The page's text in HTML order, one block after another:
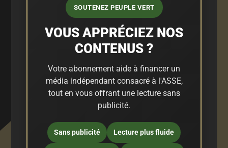
SOUTENEZ PEUPLE VERT
VOUS APPRÉCIEZ NOS
CONTENUS ?
Votre abonnement aide à financer un
média indépendant consacré à l'ASSE,
tout en vous offrant une lecture sans
publicité.
Sans publicité Lecture plus fluide